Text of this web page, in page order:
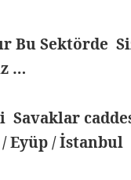
Bu Sektörde
…
Eyüp / İstanbul